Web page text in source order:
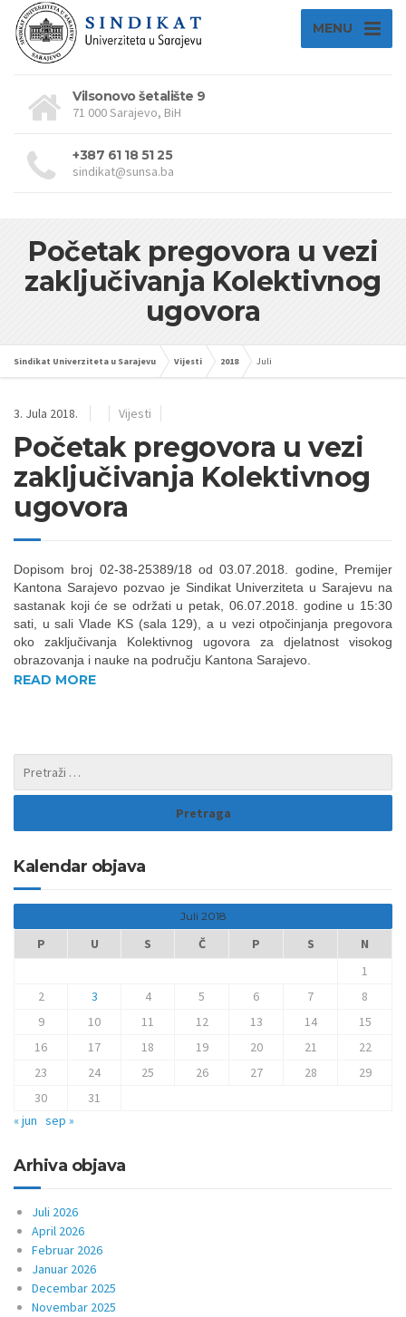
MENU
Vilsonovo šetalište 9
71 000 Sarajevo, BiH
+387 61 18 51 25
sindikat@sunsa.ba
Početak pregovora u vezi
zaključivanja Kolektivnog
ugovora
Sindikat Univerziteta u Sarajevu Vijesti 2018 Juli
3. Jula 2018. Vijesti
Početak pregovora u vezi
zaključivanja Kolektivnog
ugovora
Dopisom broj 02-38-25389/18 od 03.07.2018. godine, Premijer
Kantona Sarajevo pozvao je Sindikat Univerziteta u Sarajevu na
sastanak koji će se održati u petak, 06.07.2018. godine u 15:30
sati, u sali Vlade KS (sala 129), a u vezi otpočinjanja pregovora
oko zaključivanja Kolektivnog ugovora za djelatnost visokog
obrazovanja i nauke na području Kantona Sarajevo.
READ MORE
Kalendar objava
Juli 2018
P U S Č P S
N
1
2
3 4 5 6 7
8
9
10 11 12 13 14
15
16
17 18 19 20 21
22
23
24 25 26 27 28
29
30
31
« jun sep »
Arhiva objava
Juli 2026
April 2026
Februar 2026
Januar 2026
Decembar 2025
Novembar 2025